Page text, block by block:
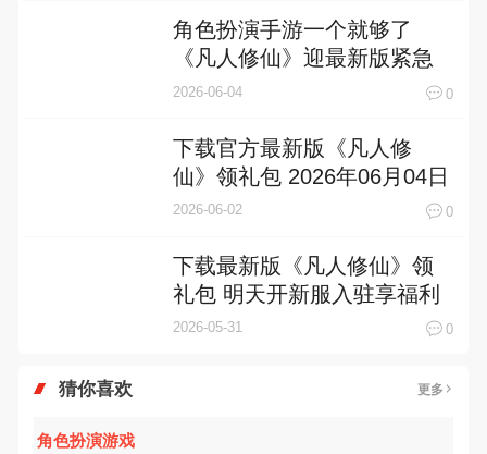
角色扮演手游一个就够了
《凡人修仙》迎最新版紧急
加开新服
2026-06-04 0
下载官方最新版《凡人修
仙》领礼包 2026年06月04日
开新服创角享福利
2026-06-02 0
下载最新版《凡人修仙》领
礼包 明天开新服入驻享福利
2026-05-31 0
猜你喜欢 更多
角色扮演游戏